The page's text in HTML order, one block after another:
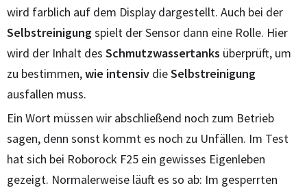
wird farblich auf dem Display dargestellt. Auch bei der
Selbstreinigungspielt der Sensor dann eine Rolle. Hier
wird der Inhalt des Schmutzwassertanks überprüft, um
zu bestimmen,wie intensiv dieSelbstreinigung
ausfallen muss.
Ein Wort müssen wir abschließend noch zum Betrieb
sagen, denn sonst kommt es noch zu Unfällen. Im Test
hat sich bei Roborock F25 ein gewisses Eigenleben
gezeigt. Normalerweise läuft es so ab: Im gesperrten